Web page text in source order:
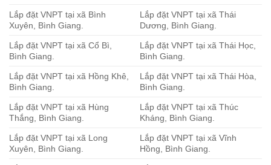
Lắp đặt VNPT tại xã Bình
Xuyên, Bình Giang.
Lắp đặt VNPT tại xã Thái
Dương, Bình Giang.
Lắp đặt VNPT tại xã Cổ Bì,
Bình Giang.
Lắp đặt VNPT tại xã Thái Học,
Bình Giang.
Lắp đặt VNPT tại xã Hồng Khê,
Bình Giang.
Lắp đặt VNPT tại xã Thái Hòa,
Bình Giang.
Lắp đặt VNPT tại xã Hùng
Thắng, Bình Giang.
Lắp đặt VNPT tại xã Thúc
Kháng, Bình Giang.
Lắp đặt VNPT tại xã Long
Xuyên, Bình Giang.
Lắp đặt VNPT tại xã Vĩnh
Hồng, Bình Giang.